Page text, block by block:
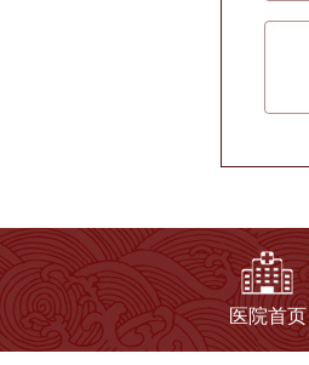
医院首页